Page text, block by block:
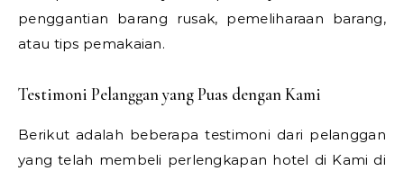
penggantian barang rusak, pemeliharaan barang,
atau tips pemakaian.
Testimoni Pelanggan yang Puas dengan Kami
Berikut adalah beberapa testimoni dari pelanggan
yang telah membeli perlengkapan hotel di Kami di